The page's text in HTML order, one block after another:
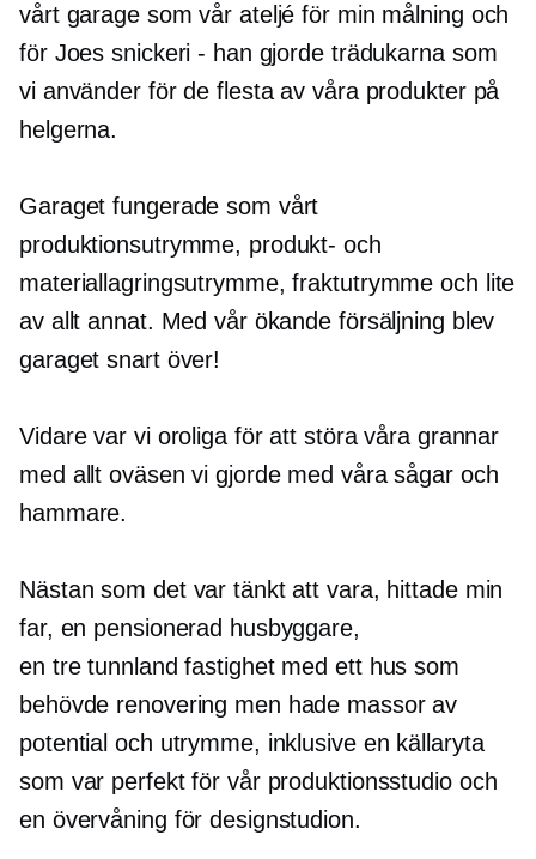
vårt garage som vår ateljé för min målning och
för Joes snickeri - han gjorde trädukarna som
vi använder för de flesta av våra produkter på
helgerna.
Garaget fungerade som vårt
produktionsutrymme, produkt- och
materiallagringsutrymme, fraktutrymme och lite
av allt annat. Med vår ökande försäljning blev
garaget snart över!
Vidare var vi oroliga för att störa våra grannar
med allt oväsen vi gjorde med våra sågar och
hammare.
Nästan som det var tänkt att vara, hittade min
far, en pensionerad husbyggare,
en tre tunnland fastighet med ett hus som
behövde renovering men hade massor av
potential och utrymme, inklusive en källaryta
som var perfekt för vår produktionsstudio och
en övervåning för designstudion.